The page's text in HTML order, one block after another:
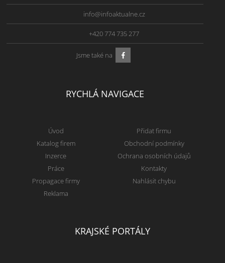
info@infoaktualne.cz
+420 774 735 277
Jsme také na
RYCHLÁ NAVIGACE
Úvod
Katalog firem
Inzerce
Práce
Propagace firmy
Reklama
Přidat firmu
Obchodní podmínky
Ochrana osobních údajů
Kontakty
Nahlásit chybu
KRAJSKÉ PORTÁLY